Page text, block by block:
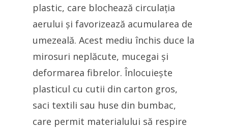
plastic, care blochează circulația
aerului și favorizează acumularea de
umezeală. Acest mediu închis duce la
mirosuri neplăcute, mucegai și
deformarea fibrelor. Înlocuiește
plasticul cu cutii din carton gros,
saci textili sau huse din bumbac,
care permit materialului să respire